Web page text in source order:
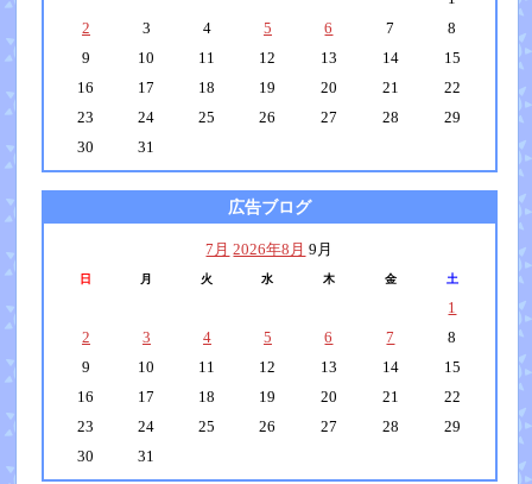
2
3 4 5 6 7
8
9
10 11 12 13 14
15
16
17 18 19 20 21
22
23
24 25 26 27 28
29
30
31
広告ブログ
7月 2026年8月 9月
日 月 火 水 木 金 土
1
2
3 4 5 6 7
8
9
10 11 12 13 14
15
16
17 18 19 20 21
22
23
24 25 26 27 28
29
30
31